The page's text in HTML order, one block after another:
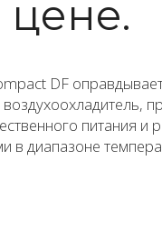
цене.
DF
питания и
в диапазоне